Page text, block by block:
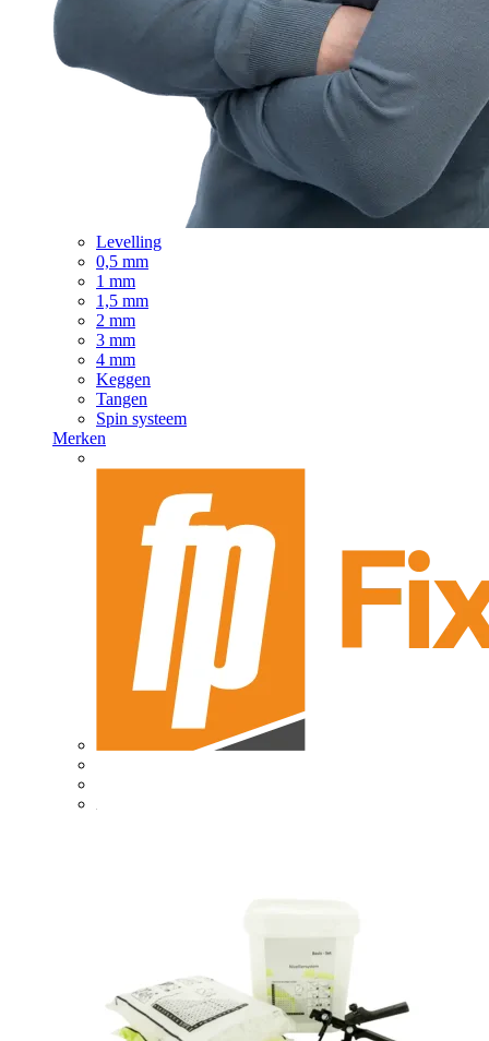
Levelling
0,5 mm
1 mm
1,5 mm
2 mm
3 mm
4 mm
Keggen
Tangen
Spin systeem
Merken